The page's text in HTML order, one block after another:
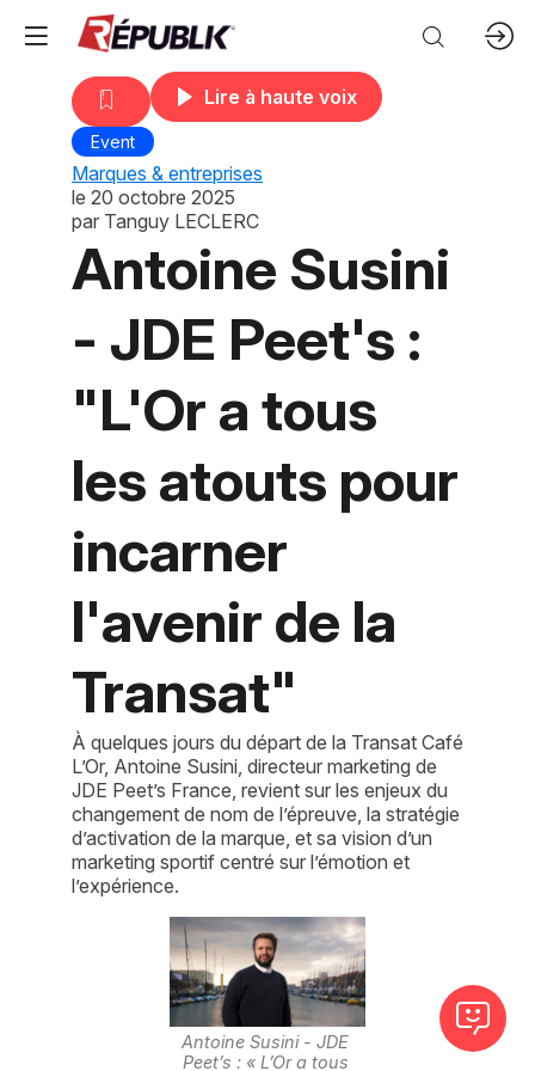
Lire à haute voix
Event
Marques & entreprises
le 20 octobre 2025
par Tanguy LECLERC
Antoine Susini
- JDE Peet's :
"L'Or a tous
les atouts pour
incarner
l'avenir de la
Transat"
À quelques jours du départ de la Transat Café
L’Or, Antoine Susini, directeur marketing de
JDE Peet’s France, revient sur les enjeux du
changement de nom de l’épreuve, la stratégie
d’activation de la marque, et sa vision d’un
marketing sportif centré sur l’émotion et
l’expérience.
Antoine Susini - JDE
Peet’s : « L’Or a tous